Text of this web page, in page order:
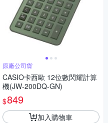
原廠公司貨
CASIO卡西歐 12位數閃耀計算
機(JW-200DQ-GN)
$849
加入購物車